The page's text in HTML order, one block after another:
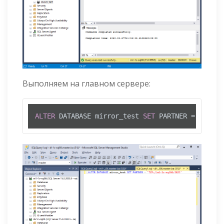
Выполняем на главном сервере:
ALTER DATABASE mirror_test SET PARTNER =